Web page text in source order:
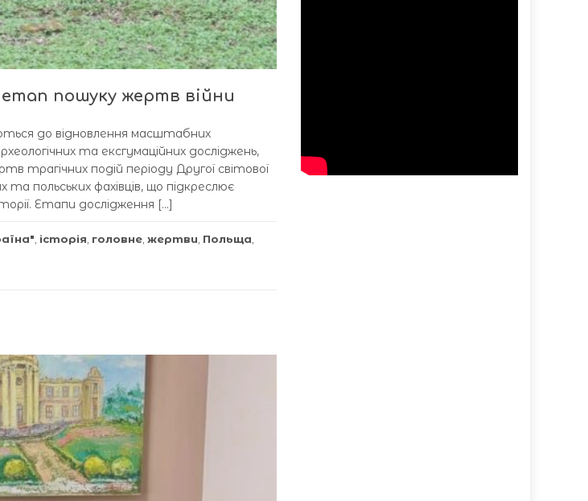
пошуку жертв війни
до відновлення масштабних
та ексгумаційних досліджень,
подій періоду Другої світової
та польських фахівців, що підкреслює
Етапи дослідження […]
історія головне жертви Польща